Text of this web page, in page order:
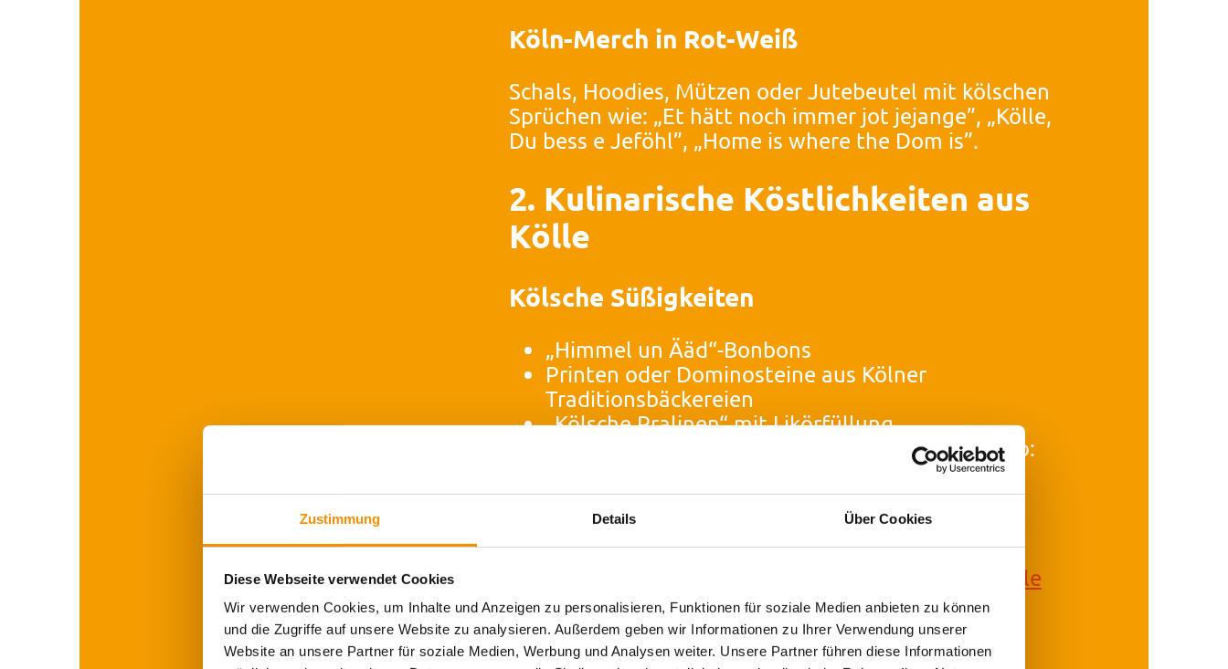
Zustimmung Details Über Cookies
Diese Webseite verwendet Cookies
Wir verwenden Cookies, um Inhalte und Anzeigen zu personalisieren, Funktionen für soziale Medien anbieten zu können
und die Zugriffe auf unsere Website zu analysieren. Außerdem geben wir Informationen zu Ihrer Verwendung unserer
Website an unsere Partner für soziale Medien, Werbung und Analysen weiter. Unsere Partner führen diese Informationen
Köln-Merch in Rot-Weiß
Schals, Hoodies, Mützen oder Jutebeutel mit kölschen
Sprüchen wie: „Et hätt noch immer jot jejange”, „Kölle,
Du bess e Jeföhl”, „Home is where the Dom is”.
2. Kulinarische Köstlichkeiten aus
Kölle
Kölsche Süßigkeiten
„Himmel un Ääd“-Bonbons
Printen oder Dominosteine aus Kölner
Traditionsbäckereien
„Kölsche Pralinen“ mit Likörfüllung
Noch mehr kölsche Spezialitäten gibt es im Shop:
Senf aus Köln
„Mostert“ aus der Kölner Senfmühle
– perfekt zu Braten, Käse & Co.
Kölner Kaffee & Röstspezialitäten